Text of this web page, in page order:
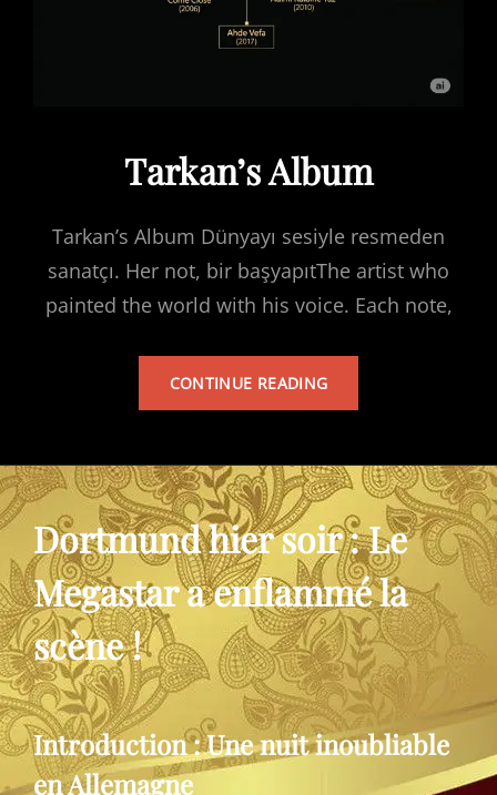
Tarkan’s Album
Tarkan’s Album Dünyayı sesiyle resmeden
sanatçı. Her not, bir başyapıtThe artist who
painted the world with his voice. Each note,
CONTINUE READINGTARKAN’S
Dortmund hier soir : Le
Megastar a enflammé la
scène !
Introduction : Une nuit inoubliable
en Allemagne